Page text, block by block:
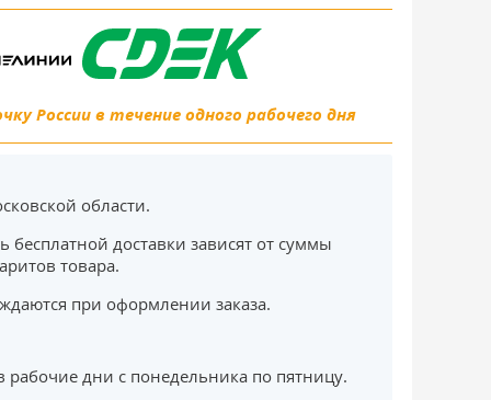
России в течение одного рабочего дня
области.
бесплатной доставки зависят от суммы
товара.
при оформлении заказа.
рабочие дни с понедельника по пятницу.